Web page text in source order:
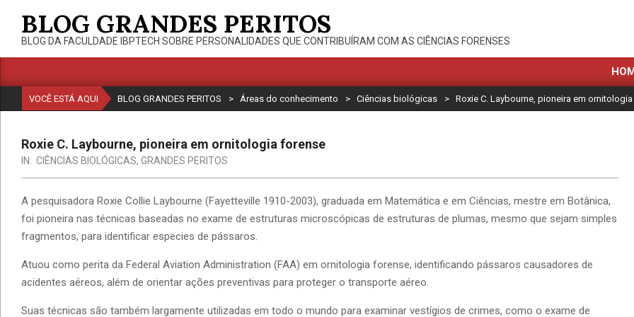
content
BLOG GRANDES PERITOS
BLOG DA FACULDADE IBPTECH SOBRE PERSONALIDADES QUE CONTRIBUÍRAM COM AS CIÊNCIAS FORENSES
VOCÊ ESTÁ AQUI BLOG GRANDES PERITOS > Áreas do conhecimento > Ciências biológicas > Roxie C. Laybourne, pioneira em
Roxie C. Laybourne, pioneira em ornitologia forense
IN: CIÊNCIAS BIOLÓGICAS, GRANDES PERITOS
A pesquisadora Roxie Collie Laybourne (Fayetteville 1910-2003), graduada em Matemática e em Ciências, mestre em Botânica,
foi pioneira nas técnicas baseadas no exame de estruturas microscópicas de estruturas de plumas, mesmo que sejam simples
fragmentos, para identificar especies de pássaros.
Atuou como perita da Federal Aviation Administration (FAA) em ornitologia forense, identificando pássaros causadores de
acidentes aéreos, além de orientar ações preventivas para proteger o transporte aéreo.
Suas técnicas são também largamente utilizadas em todo o mundo para examinar vestígios de crimes, como o exame de